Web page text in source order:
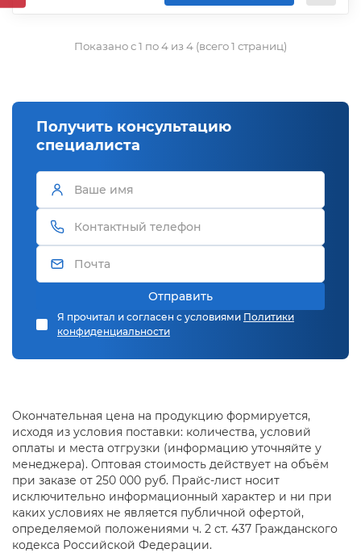
Показано с 1 по 4 из 4 (всего 1 страниц)
Получить консультацию
специалиста
Отправить
Я прочитал и согласен с условиями Политики
конфиденциальности
Окончательная цена на продукцию формируется,
исходя из условия поставки: количества, условий
оплаты и места отгрузки (информацию уточняйте у
менеджера). Оптовая стоимость действует на объём
при заказе от 250 000 руб. Прайс-лист носит
исключительно информационный характер и ни при
каких условиях не является публичной офертой,
определяемой положениями ч. 2 ст. 437 Гражданского
кодекса Российской Федерации.